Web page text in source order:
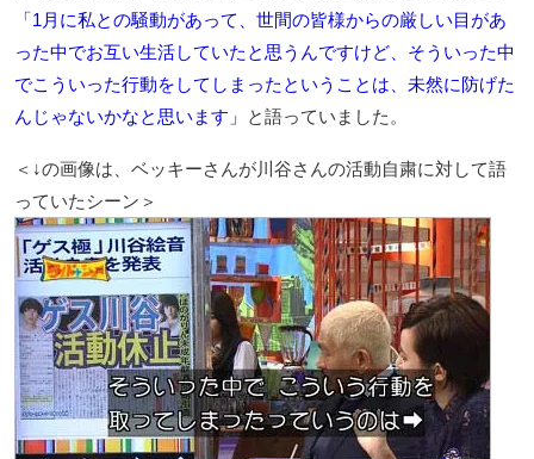
「1月に私との騒動があって、世間の皆様からの厳しい目があ
った中でお互い生活していたと思うんですけど、そういった中
でこういった行動をしてしまったということは、未然に防げた
んじゃないかなと思います」
と語っていました。
＜↓の画像は、ベッキーさんが川谷さんの活動自粛に対して語
っていたシーン＞